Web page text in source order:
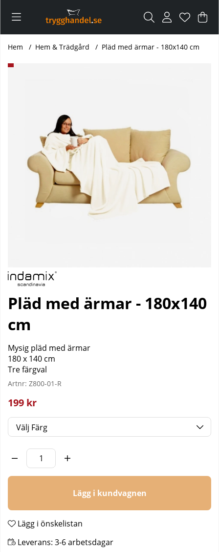
.
Hem Hem & Trädgård Pläd med ärmar - 180x140 cm
Produktbilder Pläd med ärmar - 180x140 cm
Pläd med ärmar - 180x140
cm
Mysig pläd med ärmar
180 x 140 cm
Tre färgval
Artnr: Z800-01-R
199 kr
Färg
Antal
Lägg i kundvagnen
Lägg i önskelistan
Leverans: 3-6 arbetsdagar